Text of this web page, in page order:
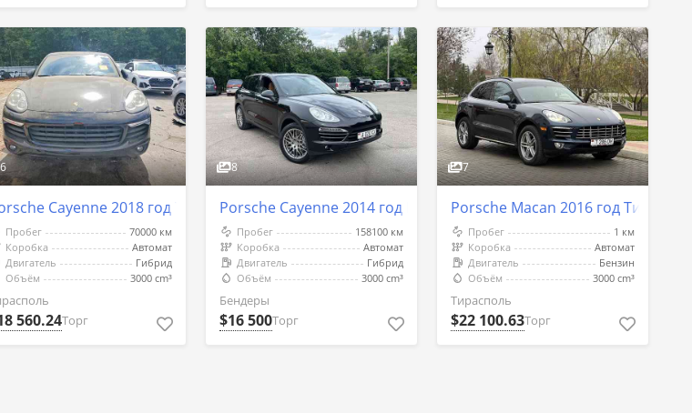
6
Cayenne 2018 год Тирасполь
Пробег
70000 км
Коробка
Автомат
Двигатель
Гибрид
Объём
3000 cm³
560.24Торг
8
Porsche Cayenne 2014 год Бендеры
Пробег
158100 км
Коробка
Автомат
Двигатель
Гибрид
Объём
3000 cm³
Бендеры
$16 500Торг
7
Porsche Macan 2016 год
Пробег
1 км
Коробка
Автомат
Двигатель
Бензин
Объём
3000 cm³
Тирасполь
$22 100.63Торг